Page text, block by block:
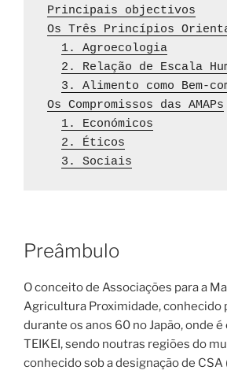
Principais objectivos
Os Três Princípios
1. Agroecologia
2. Relação de Escala
3. Alimento como Bem-
Os Compromissos das AMAPs
1. Económicos
2. Éticos
3. Sociais
Preâmbulo
O conceito de Associações para a
Agricultura Proximidade, conhecido
durante os anos 60 no Japão, onde
TEIKEI, sendo noutras regiões do
conhecido sob a designação de CSA